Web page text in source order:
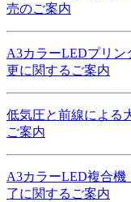
売のご案内
A3カラーLEDプリン
更に関するご案内
低気圧と前線による
ご案内
A3カラーLED複合機
了に関するご案内